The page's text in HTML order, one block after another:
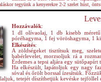
tegyünk a kenyerekre 2-2 szelet húst,
Hozzávalók:
1 dl olívaolaj, 1 db kisebb méretű
póréhagyma, 1 fej vöröshagyma, 1
Elkészítés:
A zöldségeket tisztítsuk meg,
babérlevelet, morzsoljuk rá a
Érdemes a tepsi aljára egy
Ha elkészült, lapátoljuk egy nagy
sóval és őrölt borssal ízesítsük.
tetejét díszíthetjük kevéske